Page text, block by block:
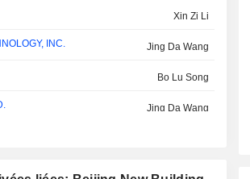
Xin Zi Li
INC. Jing Da Wang
Bo Lu Song
Jing Da Wang